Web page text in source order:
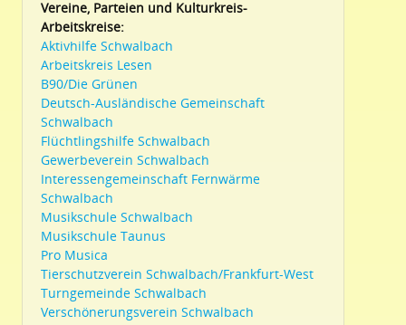
Vereine, Parteien und Kulturkreis-
Arbeitskreise:
Aktivhilfe Schwalbach
Arbeitskreis Lesen
B90/Die Grünen
Deutsch-Ausländische Gemeinschaft
Schwalbach
Flüchtlingshilfe Schwalbach
Gewerbeverein Schwalbach
Interessengemeinschaft Fernwärme
Schwalbach
Musikschule Schwalbach
Musikschule Taunus
Pro Musica
Tierschutzverein Schwalbach/Frankfurt-West
Turngemeinde Schwalbach
Verschönerungsverein Schwalbach